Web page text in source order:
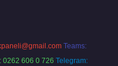
Teams:
0262 606 0 726 Telegram: